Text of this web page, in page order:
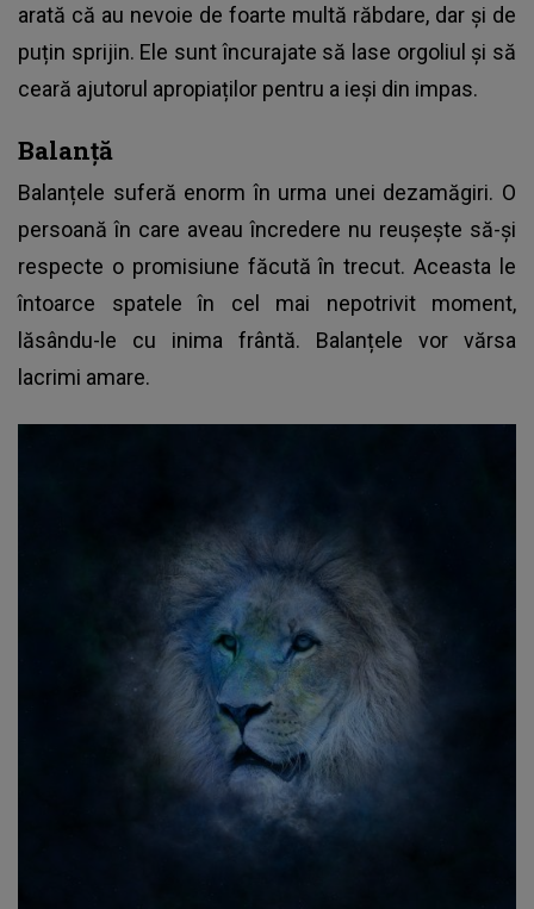
arată că au nevoie de foarte multă răbdare, dar și de
puțin sprijin. Ele sunt încurajate să lase orgoliul și să
ceară ajutorul apropiaților pentru a ieși din impas.
Balanță
Balanțele suferă enorm în urma unei dezamăgiri. O
persoană în care aveau încredere nu reușește să-și
respecte o promisiune făcută în trecut. Aceasta le
întoarce spatele în cel mai nepotrivit moment,
lăsându-le cu inima frântă. Balanțele vor vărsa
lacrimi amare.